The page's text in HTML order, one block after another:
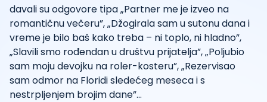
davali su odgovore tipa „Partner me je izveo na
romantičnu večeru”, „Džogirala sam u sutonu dana i
vreme je bilo baš kako treba – ni toplo, ni hladno”,
„Slavili smo rođendan u društvu prijatelja”, „Poljubio
sam moju devojku na roler-kosteru”, „Rezervisao
sam odmor na Floridi sledećeg meseca i s
nestrpljenjem brojim dane”...